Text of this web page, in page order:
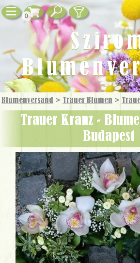
0
Blumenversand > Trauer Blumen >
Trauer Kranz - Blumenlieferung
Budapest